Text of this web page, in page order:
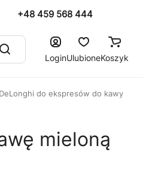
+48 459 568 444
LoginUlubioneKoszyk
DeLonghi do ekspresów do kawy
mieloną